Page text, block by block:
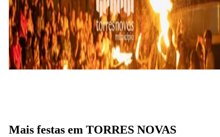
Mais festas em TORRES NOVAS